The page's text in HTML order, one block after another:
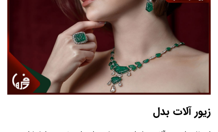
زیور آلات بدل